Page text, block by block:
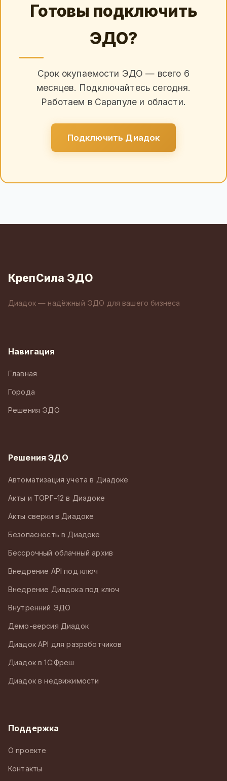
Готовы подключить
ЭДО?
Срок окупаемости ЭДО — всего 6
месяцев. Подключайтесь сегодня.
Работаем в Сарапуле и области.
Подключить Диадок
КрепСила ЭДО
Диадок — надёжный ЭДО для вашего бизнеса
Навигация
Главная
Города
Решения ЭДО
Решения ЭДО
Автоматизация учета в Диадоке
Акты и ТОРГ-12 в Диадоке
Акты сверки в Диадоке
Безопасность в Диадоке
Бессрочный облачный архив
Внедрение API под ключ
Внедрение Диадока под ключ
Внутренний ЭДО
Демо-версия Диадок
Диадок API для разработчиков
Диадок в 1С:Фреш
Диадок в недвижимости
Поддержка
О проекте
Контакты